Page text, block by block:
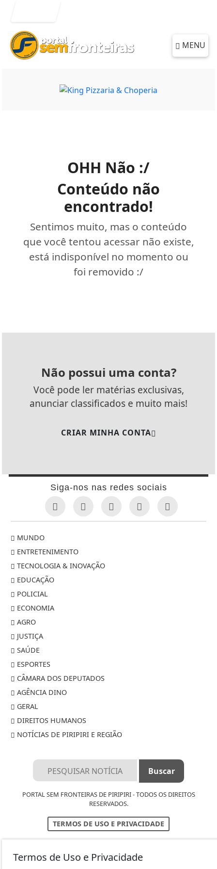
MENU
OHH Não :/
Conteúdo não
encontrado!
Sentimos muito, mas o conteúdo
que você tentou acessar não existe,
está indisponível no momento ou
foi removido :/
Não possui uma conta?
Você pode ler matérias exclusivas,
anunciar classificados e muito mais!
CRIAR MINHA CONTA
Siga-nos nas redes sociais
MUNDO
ENTRETENIMENTO
TECNOLOGIA & INOVAÇÃO
EDUCAÇÃO
POLICIAL
ECONOMIA
AGRO
JUSTIÇA
SAÚDE
ESPORTES
CÂMARA DOS DEPUTADOS
AGÊNCIA DINO
GERAL
DIREITOS HUMANOS
NOTÍCIAS DE PIRIPIRI E REGIÃO
PORTAL SEM FRONTEIRAS DE PIRIPIRI - TODOS OS DIREITOS
RESERVADOS.
TERMOS DE USO E PRIVACIDADE
SOBRE
Termos de Uso e Privacidade